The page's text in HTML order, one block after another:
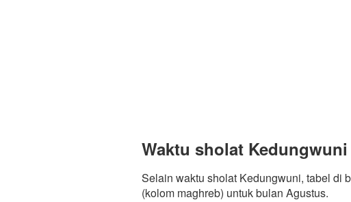
Waktu sholat
Selain waktu sholat Kedungwuni, tabel di
(kolom maghreb) untuk bulan Agustus.